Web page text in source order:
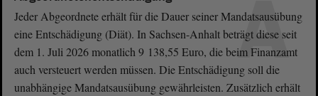
A
Jeder Abgeordnete erhält für die Dauer seiner Mandatsausübung
eine Entschädigung (Diät). In Sachsen-Anhalt beträgt diese seit
dem 1. Juli 2026 monatlich 9 138,55 Euro, die beim Finanzamt
auch versteuert werden müssen. Die Entschädigung soll die
unabhängige Mandatsausübung gewährleisten. Zusätzlich erhält